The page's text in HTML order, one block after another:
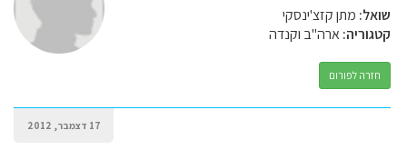
שואל: מתן קזצ'ינסקי
קטגוריה:ארה"ב וקנדה
חזרה לפורום
17 דצמבר, 2012